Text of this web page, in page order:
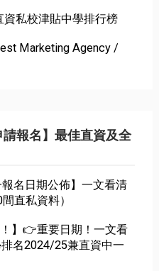
私校津貼中學排行榜
Marketing Agency /
請報名】最佳直資及全
名日期公佈】一文看清
直私資料）
】👉重要日期！一文看
名2024/25兼直資中一